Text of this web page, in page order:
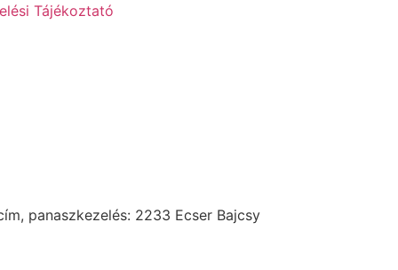
Tájékoztató
panaszkezelés: 2233 Ecser Bajcsy